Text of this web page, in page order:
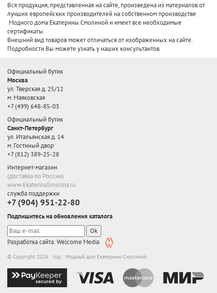
Вся продукция, представленная на сайте, произведена из материалов от
лучших европейских производителей на собственном производстве
Модного дома Екатерины Смолиной и имеет все необходимые
сертификаты.
Внешний вид товаров может отличаться от изображенных на сайте.
Подробности Вы можете узнать у наших консультантов.
Официальный бутик
Москва
ул. Тверская д. 25/12
м. Маяковская
+7 (499) 648-85-03
Официальный бутик
Санкт-Петербург
ул. Итальянская д. 14
м. Гостиный двор
+7 (812) 389-25-28
Интернет-магазин
(доставка по России)
www.EkaterinaSmolina.ru
служба поддержки
+7 (904) 951-22-80
Подпишитесь на обновления каталога
Ok
Разработка сайта: Welcome Media
© Copyright 2026 год. Модный дом Екатерины Смолиной